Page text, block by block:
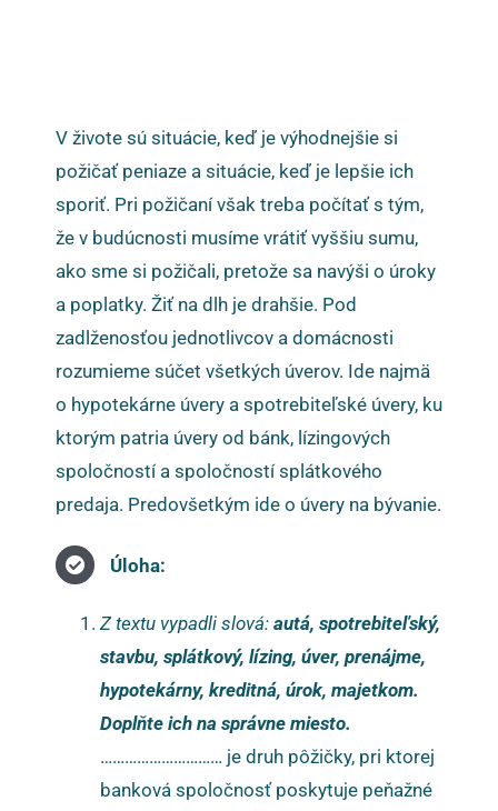
V živote sú situácie, keď je výhodnejšie si
požičať peniaze a situácie, keď je lepšie ich
sporiť. Pri požičaní však treba počítať s tým,
že v budúcnosti musíme vrátiť vyššiu sumu,
ako sme si požičali, pretože sa navýši o úroky
a poplatky. Žiť na dlh je drahšie. Pod
zadlženosťou jednotlivcov a domácnosti
rozumieme súčet všetkých úverov. Ide najmä
o hypotekárne úvery a spotrebiteľské úvery, ku
ktorým patria úvery od bánk, lízingových
spoločností a spoločností splátkového
predaja. Predovšetkým ide o úvery na bývanie.
Úloha:
Z textu vypadli slová: autá, spotrebiteľský,
stavbu, splátkový, lízing, úver, prenájme,
hypotekárny, kreditná, úrok, majetkom.
Doplňte ich na správne miesto.
………………………… je druh pôžičky, pri ktorej
banková spoločnosť poskytuje peňažné